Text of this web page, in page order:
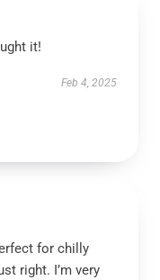
it!
Feb 4, 2025
for chilly
right. I’m very